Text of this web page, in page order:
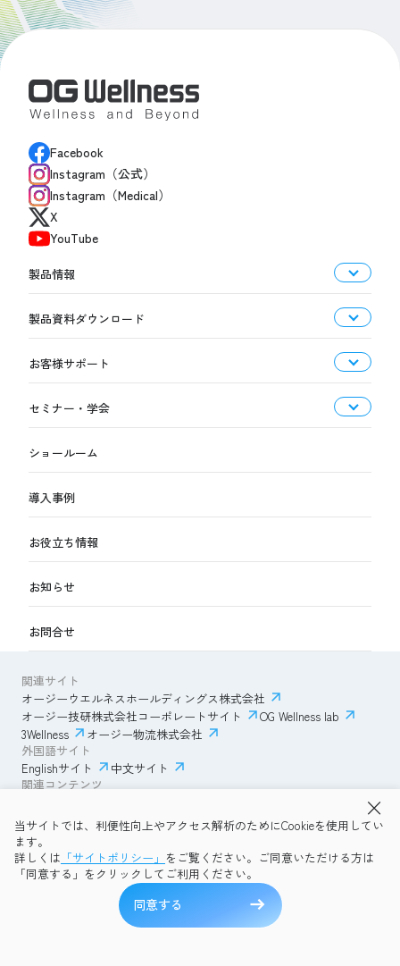
当サイトでは、利便性向上やアクセス解析のためにCookieを使用してい
ます。
詳しくは 「サイトポリシー」 をご覧ください。ご同意いただける方は
「同意する」をクリックしてご利用ください。
同意する
Facebook
Instagram（公式）
Instagram（Medical）
X
YouTube
製品情報
製品資料ダウンロード
お客様サポート
セミナー・学会
ショールーム
導入事例
お役立ち情報
お知らせ
お問合せ
関連サイト
オージーウエルネスホールディングス株式会社
オージー技研株式会社コーポレートサイト
OG Wellness lab
3Wellness
オージー物流株式会社
外国語サイト
Englishサイト
中文サイト
関連コンテンツ
透明性ガイドライン
プライバシーポリシー
OG Wellness会員規約
コミュニティガイドライン
サイトマップ
Copyright © 2026 OG Wellness Co., Ltd. All rights reserved.